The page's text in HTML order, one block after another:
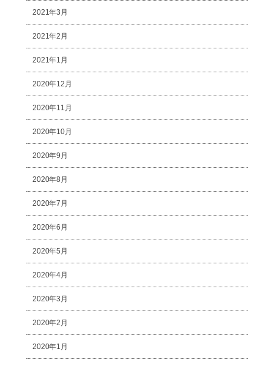
2021年3月
2021年2月
2021年1月
2020年12月
2020年11月
2020年10月
2020年9月
2020年8月
2020年7月
2020年6月
2020年5月
2020年4月
2020年3月
2020年2月
2020年1月